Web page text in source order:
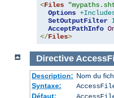
<Files
Options
SetOutputFilter
AcceptPathInfo
</Files>
Directive
Description: Nom du
Syntaxe:
Défaut: